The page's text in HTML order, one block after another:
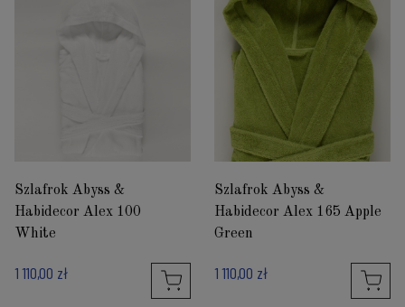
Szlafrok Abyss &
Habidecor Alex 100
White
1 110,00 zł
Szlafrok Abyss &
Habidecor Alex 165 Apple
Green
1 110,00 zł